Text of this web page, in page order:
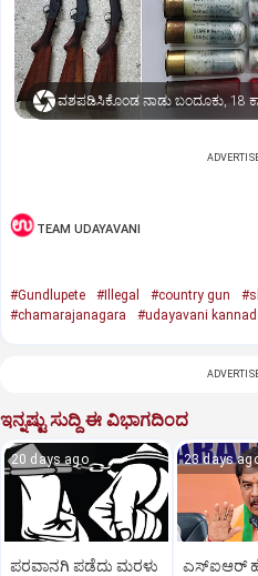
TEAM UDAYAVANI
#Gundlupete #Illegal #country gun
#chamarajanagara
#udayavani
ಇನ್ನಷ್ಟು ಸುದ್ದಿ ಈ ವಿಭಾಗದಿಂದ
20 days ago
ಪರವಾನಗಿ ಪಡೆದು ಮರಳು
23 days
ಎಸ್‌ಐಆರ್‌